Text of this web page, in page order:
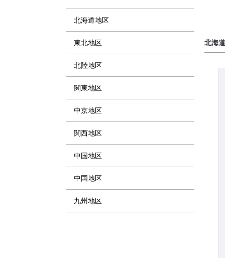
北海道地区
東北地区
北陸地区
関東地区
中京地区
関西地区
中国地区
中国地区
九州地区
北海